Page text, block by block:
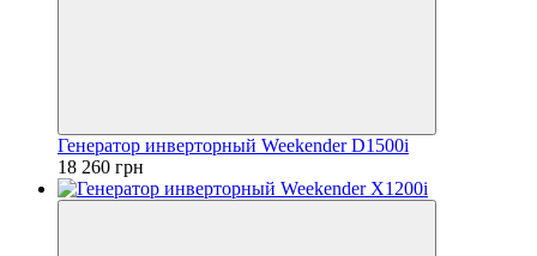
Генератор инверторный Weekender D1500i
18 260 грн